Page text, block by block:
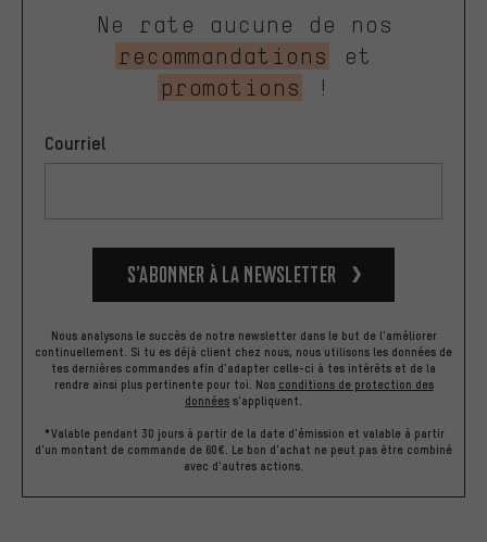
Ne rate aucune de nos
recommandations
et
promotions
!
Courriel
S’abonner à la newsletter
Nous analysons le succès de notre newsletter dans le but de l'améliorer
continuellement. Si tu es déjà client chez nous, nous utilisons les données de
tes dernières commandes afin d'adapter celle-ci à tes intérêts et de la
rendre ainsi plus pertinente pour toi. Nos conditions de protection des
données s'appliquent.
*Valable pendant 30 jours à partir de la date d'émission et valable à partir
d'un montant de commande de 60€. Le bon d'achat ne peut pas être combiné
avec d'autres actions.